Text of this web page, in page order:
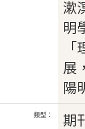
漱
明
展
陽
類型： 期